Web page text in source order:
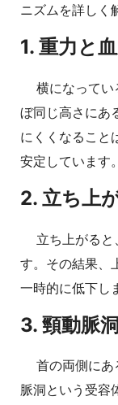
ニズムを詳しく
1. 重力と
横になって
ぼ同じ高さにあ
にくくなること
安定しています。
2. 立ち上
立ち上がる
す。その結果、
一時的に低下し
3. 頸動脈
首の両側に
脈洞という受容